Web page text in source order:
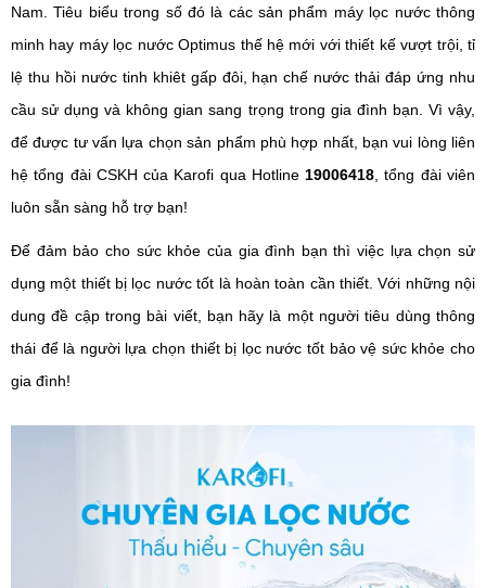
Nam. Tiêu biểu trong số đó là các sản phẩm máy lọc nước thông
minh hay máy lọc nước Optimus thế hệ mới với thiết kế vượt trội, tỉ
lệ thu hồi nước tinh khiêt gấp đôi, hạn chế nước thải đáp ứng nhu
cầu sử dụng và không gian sang trọng trong gia đình bạn. Vì vậy,
để được tư vấn lựa chọn sản phẩm phù hợp nhất, bạn vui lòng liên
hệ tổng đài CSKH của Karofi qua Hotline 19006418 , tổng đài viên
luôn sẵn sàng hỗ trợ bạn!
Để đảm bảo cho sức khỏe của gia đình bạn thì việc lựa chọn sử
dụng một thiết bị lọc nước tốt là hoàn toàn cần thiết. Với những nội
dung đề cập trong bài viết, bạn hãy là một người tiêu dùng thông
thái để là người lựa chọn thiết bị lọc nước tốt bảo vệ sức khỏe cho
gia đình!